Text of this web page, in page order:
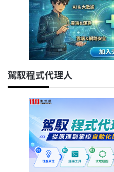
駕馭程式代理人